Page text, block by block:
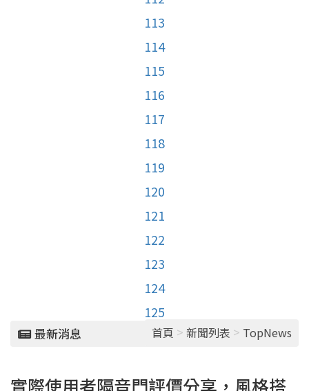
113
114
115
116
117
118
119
120
121
122
123
124
125
最新消息 首頁 > 新聞列表 > TopNews
實際使用者隔音門評價分享，風格搭